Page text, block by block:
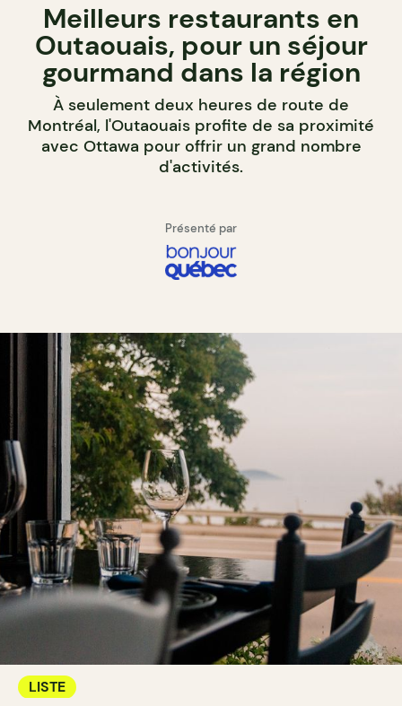
Meilleurs restaurants en
Outaouais, pour un séjour
gourmand dans la région
À seulement deux heures de route de
Montréal, l'Outaouais profite de sa proximité
avec Ottawa pour offrir un grand nombre
d'activités.
Présenté par
LISTE